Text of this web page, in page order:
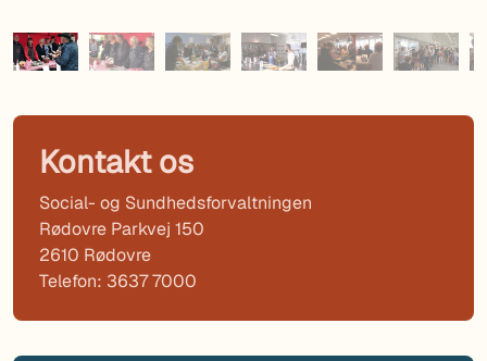
Kontakt os
Social- og Sundhedsforvaltningen
Rødovre Parkvej 150
2610 Rødovre
Telefon: 3637 7000